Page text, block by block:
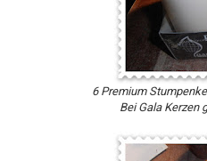
6 Premium
Bei Gala Kerzen